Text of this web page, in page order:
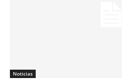
Noticias